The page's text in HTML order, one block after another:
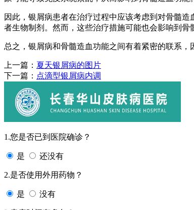
因此，银屑病患者在治疗过程中应该考虑到对骨髓
者生物制剂。然而，这些治疗措施可能也会影响到
总之，银屑病和骨髓造血功能之间有着紧密的联系
上一篇： 夏天银屑病的图片
下一篇： 点滴型银屑病内调
1.您是否已到医院确诊？
是 还没有
2.是否使用外用药物？
是 没有